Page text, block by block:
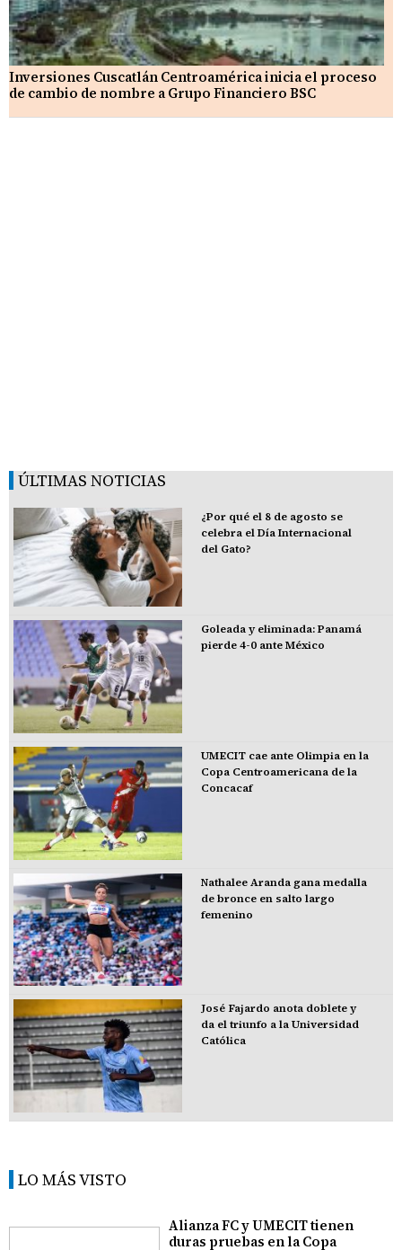
Inversiones Cuscatlán Centroamérica inicia el proceso
de cambio de nombre a Grupo Financiero BSC
ÚLTIMAS NOTICIAS
¿Por qué el 8 de agosto se
celebra el Día Internacional
del Gato?
Goleada y eliminada: Panamá
pierde 4-0 ante México
UMECIT cae ante Olimpia en la
Copa Centroamericana de la
Concacaf
Nathalee Aranda gana medalla
de bronce en salto largo
femenino
José Fajardo anota doblete y
da el triunfo a la Universidad
Católica
LO MÁS VISTO
Alianza FC y UMECIT tienen
duras pruebas en la Copa